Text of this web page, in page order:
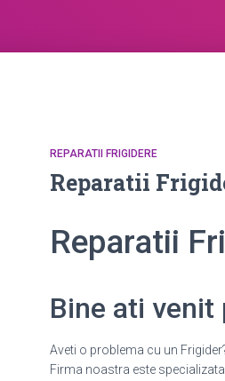
REPARATII FRIGIDERE
Reparatii
Reparatii
Bine ati venit
Aveti o problema cu un
Firma noastra este